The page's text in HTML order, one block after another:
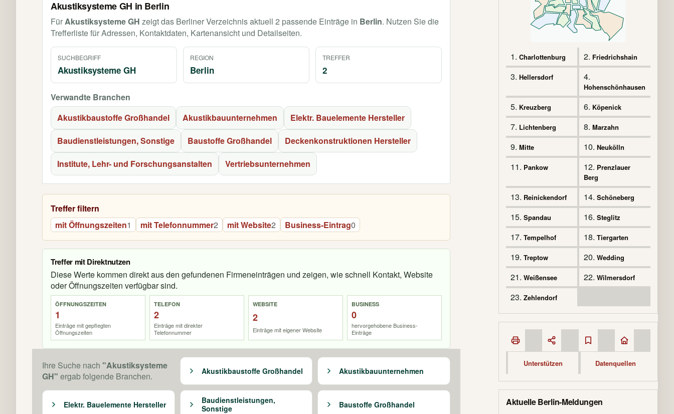
1. Charlottenburg 2. Friedrichshain
3. Hellersdorf 4.
Hohenschönhausen
5. Kreuzberg 6. Köpenick
7. Lichtenberg 8. Marzahn
9. Mitte 10. Neukölln
11. Pankow 12. Prenzlauer
Berg
13. Reinickendorf 14. Schöneberg
15. Spandau 16. Steglitz
17. Tempelhof 18. Tiergarten
19. Treptow 20. Wedding
21. Weißensee 22. Wilmersdorf
23. Zehlendorf
Unterstützen Datenquellen
Aktuelle Berlin-Meldungen
Akustiksysteme GH in Berlin
FürAkustiksysteme GH zeigt das Berliner Verzeichnis aktuell 2 passende Einträge in Berlin. Nutzen Sie die
Trefferliste für Adressen, Kontaktdaten, Kartenansicht und Detailseiten.
SUCHBEGRIFF
Akustiksysteme GH
REGION
Berlin
TREFFER
2
Verwandte Branchen
Akustikbaustoffe Großhandel
Akustikbauunternehmen
Elektr. Bauelemente Hersteller
Baudienstleistungen, Sonstige
Baustoffe Großhandel
Deckenkonstruktionen Hersteller
Institute, Lehr- und Forschungsanstalten
Vertriebsunternehmen
Treffer filtern
mit Öffnungszeiten1 mit Telefonnummer2 mit Website2 Business-Eintrag0
Treffer mit Direktnutzen
Diese Werte kommen direkt aus den gefundenen Firmeneinträgen und zeigen, wie schnell Kontakt, Website
oder Öffnungszeiten verfügbar sind.
ÖFFNUNGSZEITEN
1
Einträge mit gepflegten
Öffnungszeiten
TELEFON
2
Einträge mit direkter
Telefonnummer
WEBSITE
2
Einträge mit eigener Website
BUSINESS
0
hervorgehobene Business-
Einträge
Ihre Suche nach "Akustiksysteme
GH" ergab folgende Branchen. Akustikbaustoffe Großhandel Akustikbauunternehmen
Elektr. Bauelemente Hersteller
Baudienstleistungen,
Sonstige
Baustoffe Großhandel